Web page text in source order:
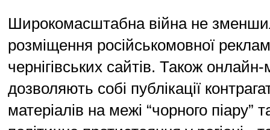
Широкомасштабна війна не
розміщення російськомовної
чернігівських сайтів. Також онлайн-
дозволяють собі публікації
матеріалів на межі “чорного піару”